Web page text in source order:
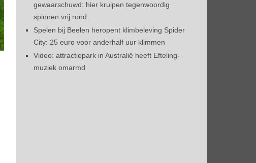
gewaarschuwd: hier kruipen tegenwoordig
spinnen vrij rond
Spelen bij Beelen heropent klimbeleving Spider
City: 25 euro voor anderhalf uur klimmen
Video: attractiepark in Australië heeft Efteling-
muziek omarmd